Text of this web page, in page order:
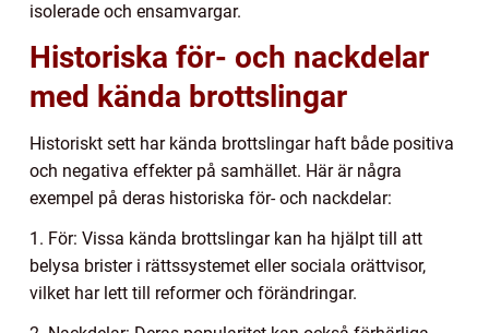
isolerade och ensamvargar.
Historiska för- och nackdelar
med kända brottslingar
Historiskt sett har kända brottslingar haft både positiva
och negativa effekter på samhället. Här är några
exempel på deras historiska för- och nackdelar:
1. För: Vissa kända brottslingar kan ha hjälpt till att
belysa brister i rättssystemet eller sociala orättvisor,
vilket har lett till reformer och förändringar.